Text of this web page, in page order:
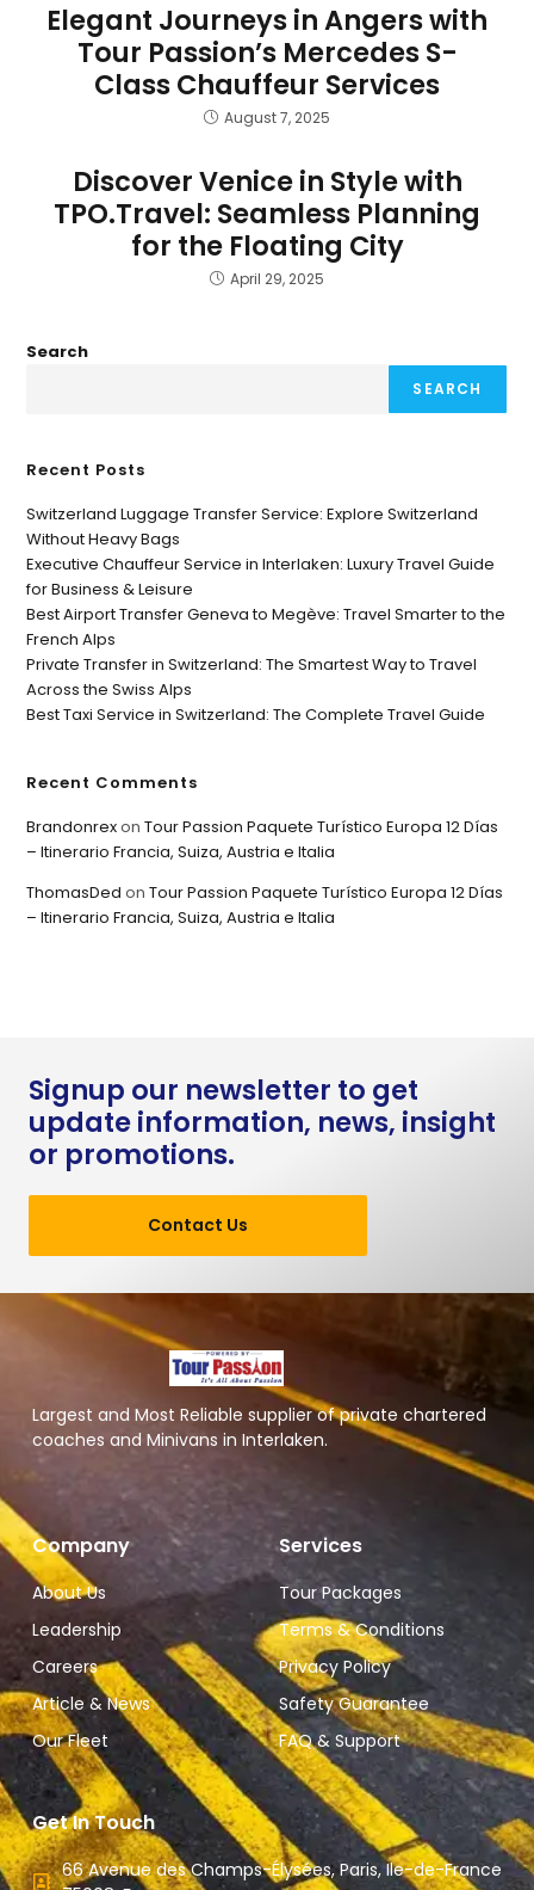
Elegant Journeys in Angers with
Tour Passion’s Mercedes S-
Class Chauffeur Services
August 7, 2025
Discover Venice in Style with
TPO.Travel: Seamless Planning
for the Floating City
April 29, 2025
Search
SEARCH
Recent Posts
Switzerland Luggage Transfer Service: Explore Switzerland
Without Heavy Bags
Executive Chauffeur Service in Interlaken: Luxury Travel Guide
for Business & Leisure
Best Airport Transfer Geneva to Megève: Travel Smarter to the
French Alps
Private Transfer in Switzerland: The Smartest Way to Travel
Across the Swiss Alps
Best Taxi Service in Switzerland: The Complete Travel Guide
Recent Comments
BrandonrexonTour Passion Paquete Turístico Europa 12 Días
– Itinerario Francia, Suiza, Austria e Italia
ThomasDed onTour Passion Paquete Turístico Europa 12 Días
– Itinerario Francia, Suiza, Austria e Italia
Signup our newsletter to get
update information, news, insight
or promotions.
Contact Us
Largest and Most Reliable supplier of private chartered
coaches and Minivans in Interlaken.
Company
About Us
Leadership
Careers
Article & News
Our Fleet
Services
Tour Packages
Terms & Conditions
Privacy Policy
Safety Guarantee
FAQ & Support
Get In Touch
66 Avenue des Champs-Élysées, Paris, Ile-de-France